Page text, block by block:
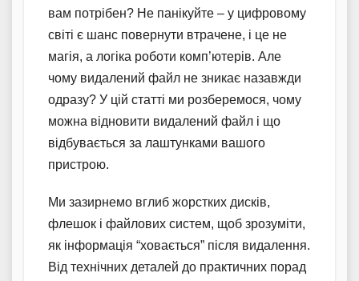
вам потрібен? Не панікуйте – у цифровому
світі є шанс повернути втрачене, і це не
магія, а логіка роботи комп’ютерів. Але
чому видалений файл не зникає назавжди
одразу? У цій статті ми розберемося, чому
можна відновити видалений файл і що
відбувається за лаштунками вашого
пристрою.
Ми зазирнемо вглиб жорстких дисків,
флешок і файлових систем, щоб зрозуміти,
як інформація “ховається” після видалення.
Від технічних деталей до практичних порад